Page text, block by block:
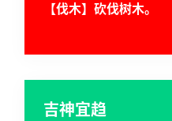
【伐木】砍伐树木。
吉神宜趋